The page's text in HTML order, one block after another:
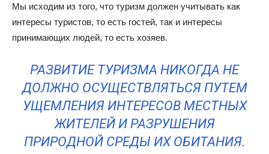
Мы исходим из того, что туризм должен учитывать как
интересы туристов, то есть гостей, так и интересы
принимающих людей, то есть хозяев.
РАЗВИТИЕ ТУРИЗМА НИКОГДА НЕ
ДОЛЖНО ОСУЩЕСТВЛЯТЬСЯ ПУТЕМ
УЩЕМЛЕНИЯ ИНТЕРЕСОВ МЕСТНЫХ
ЖИТЕЛЕЙ И РАЗРУШЕНИЯ
ПРИРОДНОЙ СРЕДЫ ИХ ОБИТАНИЯ.